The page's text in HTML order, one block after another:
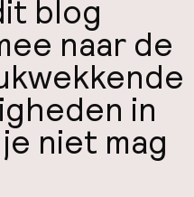
blog
naar de
in
niet mag